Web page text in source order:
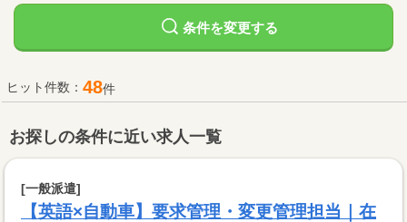
条件を変更する
ヒット件数： 48件
お探しの条件に近い求人一覧
[一般派遣]
【英語×自動車】要求管理・変更管理担当｜在